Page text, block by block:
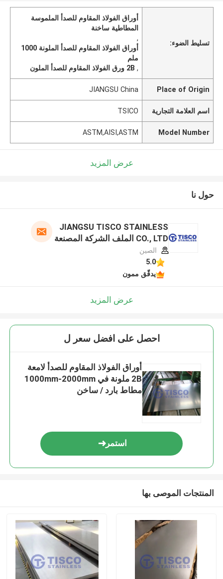
تسليط الضوء:
أوراق الفولاذ المقاوم للصدأ الملموسة
المطاطية ساخنة
,
أوراق الفولاذ المقاوم للصدأ الملونة 1000
ملم
, 2B ورق الفولاذ المقاوم للصدأ الملون
Place of Origin
JIANGSU China
اسم العلامة التجارية TSICO
Model Number
ASTM,AISI,ASTM
عرض المزيد
حول نا
JIANGSU TISCO STAINLESS
CO., LTD الملف الشركة المصنعة
الصين
5.0
يدقّق ممون
عرض المزيد
احصل على افضل سعر ل
أوراق الفولاذ المقاوم للصدأ لامعة
2B ملونة في 1000mm-2000mm
مطاط بارد / ساخن
استمر
المنتجات الموصى بها